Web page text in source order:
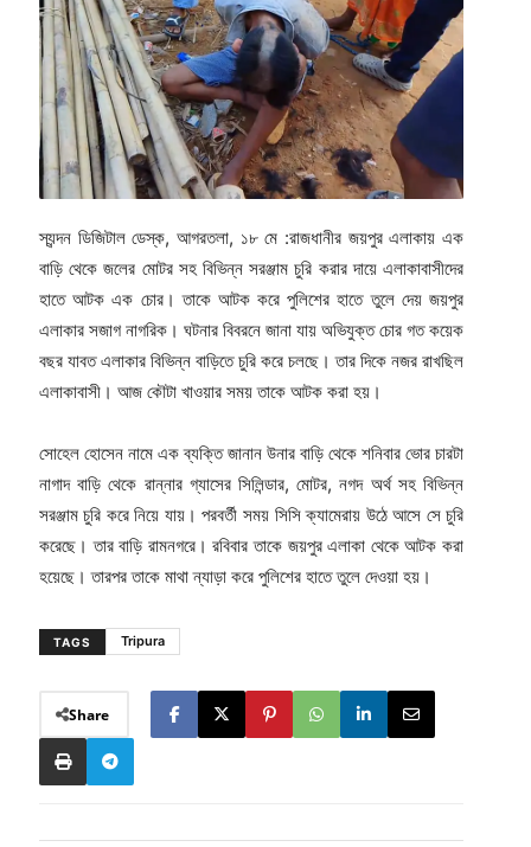
স্যন্দন ডিজিটাল ডেস্ক, আগরতলা, ১৮ মে :রাজধানীর জয়পুর এলাকায় এক
বাড়ি থেকে জলের মোটর সহ বিভিন্ন সরঞ্জাম চুরি করার দায়ে এলাকাবাসীদের
হাতে আটক এক চোর। তাকে আটক করে পুলিশের হাতে তুলে দেয় জয়পুর
এলাকার সজাগ নাগরিক। ঘটনার বিবরনে জানা যায় অভিযুক্ত চোর গত কয়েক
বছর যাবত এলাকার বিভিন্ন বাড়িতে চুরি করে চলছে। তার দিকে নজর রাখছিল
এলাকাবাসী। আজ কৌটা খাওয়ার সময় তাকে আটক করা হয়।
সোহেল হোসেন নামে এক ব্যক্তি জানান উনার বাড়ি থেকে শনিবার ভোর চারটা
নাগাদ বাড়ি থেকে রান্নার গ্যাসের সিলিন্ডার, মোটর, নগদ অর্থ সহ বিভিন্ন
সরঞ্জাম চুরি করে নিয়ে যায়। পরবর্তী সময় সিসি ক্যামেরায় উঠে আসে সে চুরি
করেছে। তার বাড়ি রামনগরে। রবিবার তাকে জয়পুর এলাকা থেকে আটক করা
হয়েছে। তারপর তাকে মাথা ন্যাড়া করে পুলিশের হাতে তুলে দেওয়া হয়।
TAGS Tripura
Share